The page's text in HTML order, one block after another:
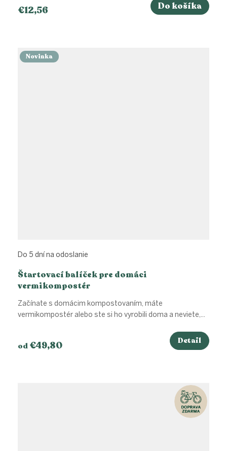
€12,56 Do košíka
Novinka
Štartovací balíček pre domáci
vermikompostér
Do 5 dní na odoslanie
od €49,80 Detail
Začínate s domácim kompostovaním, máte
vermikompostér alebo ste si ho vyrobili doma a neviete,...